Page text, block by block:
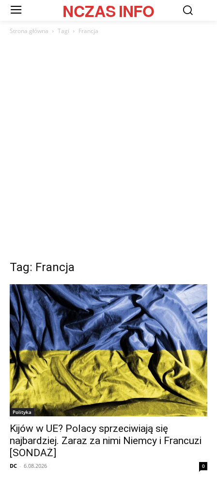
NCZASINFO
Strona główna Tagi Francja
Tag: Francja
Polityka
Kijów w UE? Polacy sprzeciwiają się
najbardziej. Zaraz za nimi Niemcy i Francuzi
[SONDAŻ]
DC - 6.08.2026 0